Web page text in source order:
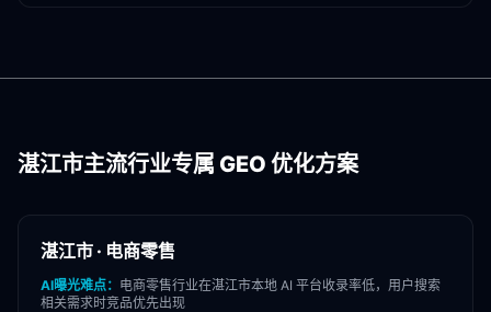
湛江市主流行业专属 GEO 优化方案
湛江市 · 电商零售
AI曝光难点： 电商零售行业在湛江市本地 AI 平台收录率低，用户搜索
相关需求时竞品优先出现